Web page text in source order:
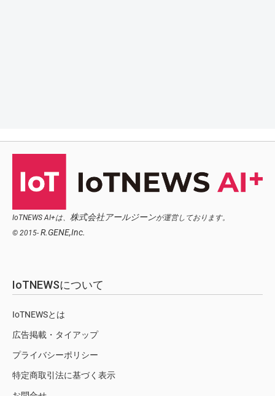
IoTNEWS AI+は、 株式会社アールジーンが運営しております。
© 2015- R.GENE,Inc.
IoTNEWSについて
IoTNEWSとは
広告掲載・タイアップ
プライバシーポリシー
特定商取引法に基づく表示